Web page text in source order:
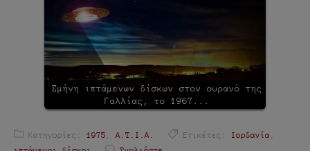
Σμήνη ιπτάμενων δίσκων στον ουρανό της
Γαλλίας, το 1967...
Κατηγορίες: 1975 ,Α.Τ.Ι.Α. Ετικέτες: Ιορδανία ,